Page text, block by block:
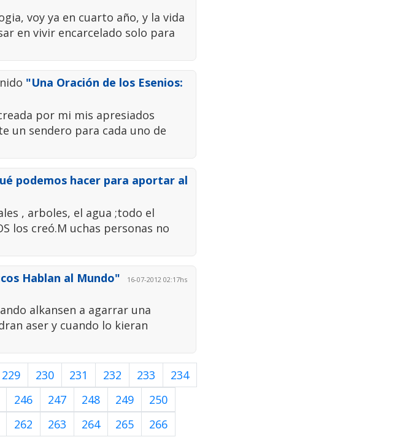
voy ya en cuarto año, y la vida
en vivir encarcelado solo para
"Una Oración de los Esenios:
por mi mis apresiados
un sendero para cada uno de
podemos hacer para aportar al
, arboles, el agua ;todo el
los creó.M uchas personas no
Hablan al Mundo"
16-07-2012 02:17hs
alkansen a agarrar una
aser y cuando lo kieran
229 230 231 232 233
234
246 247 248 249
250
262 263 264 265
266